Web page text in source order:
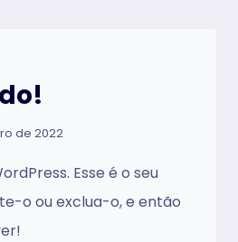
de 2022
Esse é o seu
o ou exclua-o, e então